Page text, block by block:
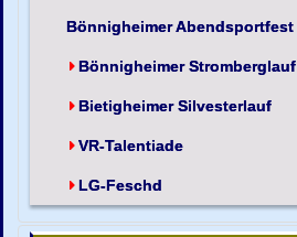
Bönnigheimer Abendsportfest
Bönnigheimer Stromberglauf
Bietigheimer Silvesterlauf
VR-Talentiade
LG-Feschd